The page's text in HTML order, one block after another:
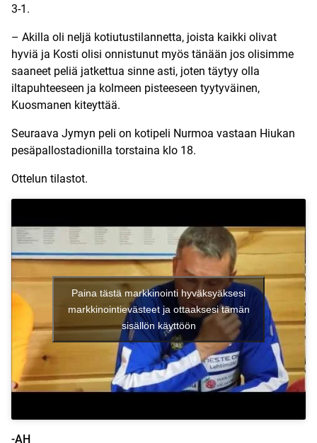
3-1.
– Akilla oli neljä kotiutustilannetta, joista kaikki olivat
hyviä ja Kosti olisi onnistunut myös tänään jos olisimme
saaneet peliä jatkettua sinne asti, joten täytyy olla
iltapuhteeseen ja kolmeen pisteeseen tyytyväinen,
Kuosmanen kiteyttää.
Seuraava Jymyn peli on kotipeli Nurmoa vastaan Hiukan
pesäpallostadionilla torstaina klo 18.
Ottelun tilastot.
Paina tästä markkinointi hyväksyäksesi
markkinointievästeet ja ottaaksesi tämän
sisällön käyttöön
-AH